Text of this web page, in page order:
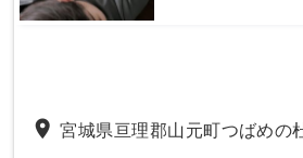
place 宮城県亘理郡山元町つばめの